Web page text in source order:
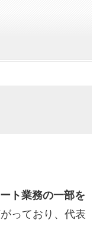
ト業務の一部を
っており、代表